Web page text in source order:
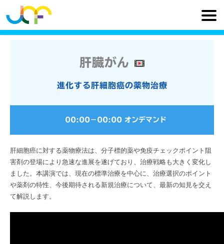
肝臓がん
進化する肝細胞癌の薬物治療
00:00− 00:00 オンデマンド
肝細胞癌に対する薬物療法は、分子標的薬や免疫チェックポイント阻
害剤の登場により急速な進展を遂げており、治療戦略も大きく変化し
ました。本講演では、現在の標準治療を中心に、治療選択のポイント
や薬剤の特性、今後期待される新規治療について、最新の知見を交え
て解説します。